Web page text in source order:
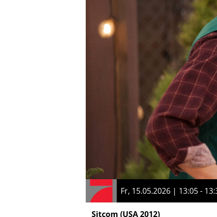
Fr, 15.05.2026 | 13:05 -
Sitcom (USA 2012)